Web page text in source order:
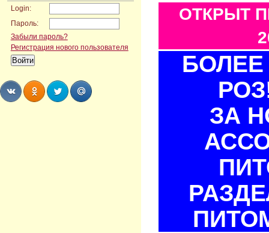
Login:
Пароль:
Забыли пароль?
Регистрация нового пользователя
ОТКРЫТ
БОЛЕЕ
ЗА